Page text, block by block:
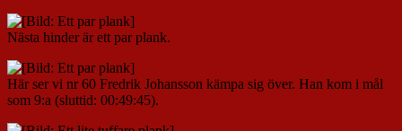
Nästa hinder är ett par plank.
Här ser vi nr 60 Fredrik Johansson kämpa sig över. Han kom i mål
som 9:a (sluttid: 00:49:45).